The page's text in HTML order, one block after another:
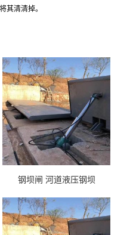
其清清掉。
钢坝闸 河道液压钢坝